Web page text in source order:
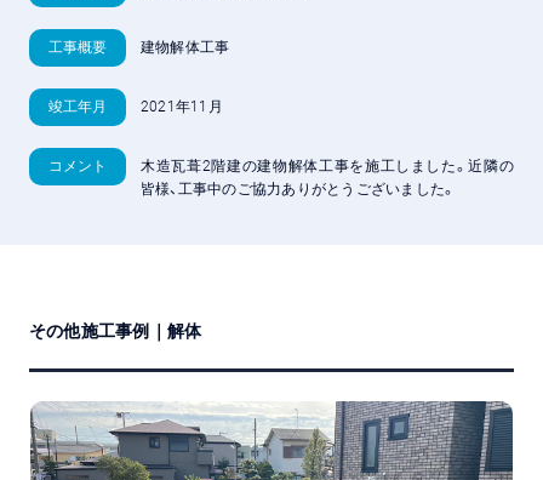
工事概要 建物解体工事
竣工年月 2021年11月
コメント
木造瓦葺2階建の建物解体工事を施工しました。近隣の
皆様、工事中のご協力ありがとうございました。
その他施工事例｜ 解体